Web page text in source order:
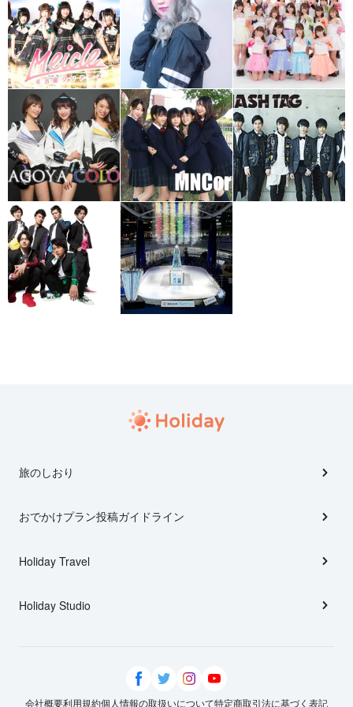
旅のしおり
おでかけプラン投稿ガイドライン
Holiday Travel
Holiday Studio
会社概要利用規約個人情報の取扱いについて特定商取引法に基づく表記